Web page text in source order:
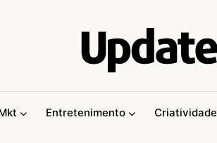
Entretenimento Criatividade